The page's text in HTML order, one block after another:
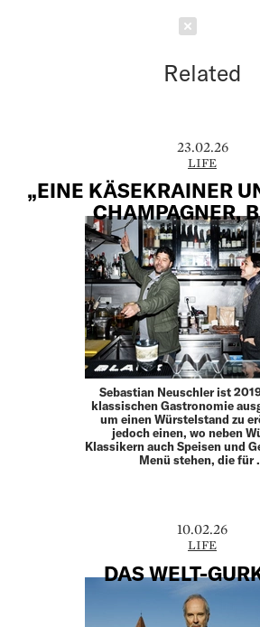
Related
23.02.26
LIFE
„EINE KÄSEKRAINER
CHAMPAGNER,
Sebastian Neuschler ist
klassischen ­Gastronomie
um einen Würstelstand zu
jedoch einen, wo neben
Klassikern auch Speisen und
Menü stehen, die für
10.02.26
LIFE
DAS WELT-